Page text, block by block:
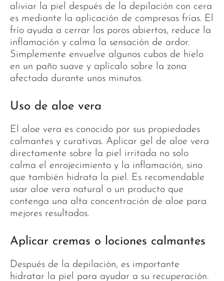
aliviar la piel después de la depilación con cera
es mediante la aplicación de compresas frías. El
frío ayuda a cerrar los poros abiertos, reduce la
inflamación y calma la sensación de ardor.
Simplemente envuelve algunos cubos de hielo
en un paño suave y aplícalo sobre la zona
afectada durante unos minutos.
Uso de aloe vera
El aloe vera es conocido por sus propiedades
calmantes y curativas. Aplicar gel de aloe vera
directamente sobre la piel irritada no solo
calma el enrojecimiento y la inflamación, sino
que también hidrata la piel. Es recomendable
usar aloe vera natural o un producto que
contenga una alta concentración de aloe para
mejores resultados.
Aplicar cremas o lociones calmantes
Después de la depilación, es importante
hidratar la piel para ayudar a su recuperación.